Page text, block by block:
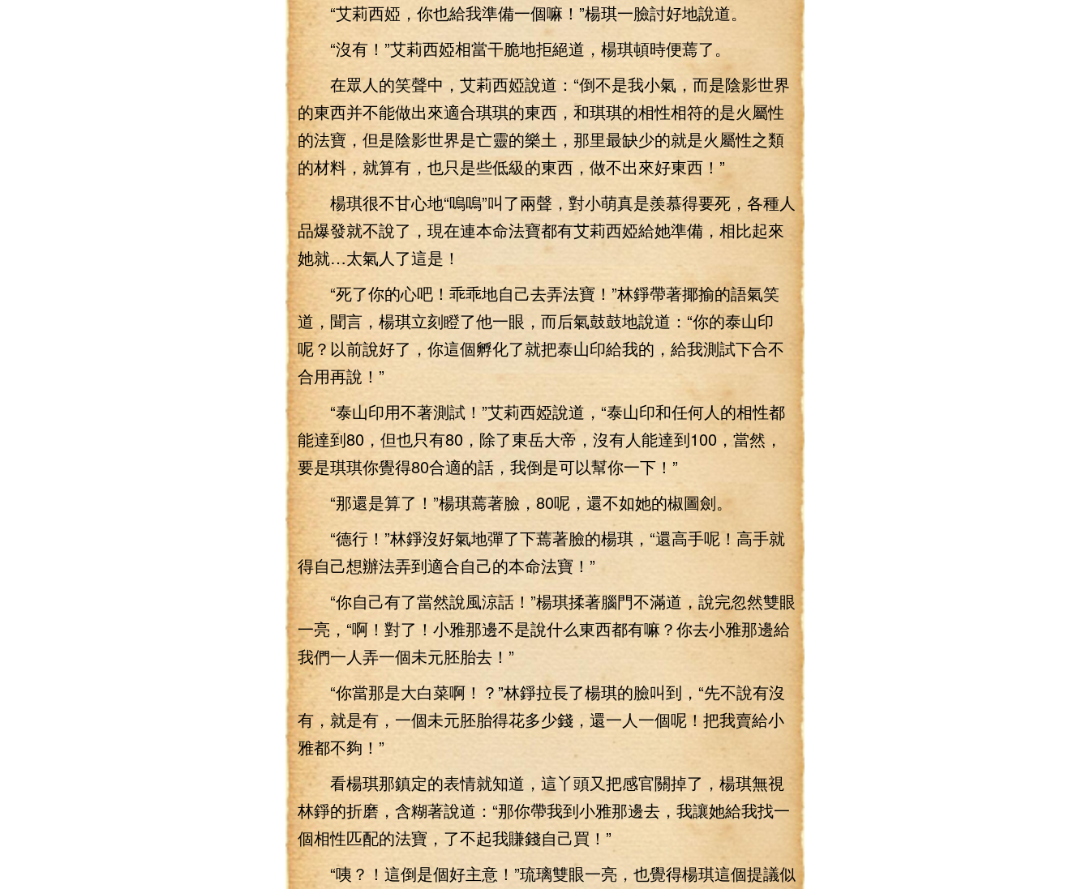
“艾莉西婭，你也給我準備一個嘛！”楊琪一臉討好地說道。
“沒有！”艾莉西婭相當干脆地拒絕道，楊琪頓時便蔫了。
在眾人的笑聲中，艾莉西婭說道：“倒不是我小氣，而是陰影世界
的東西并不能做出來適合琪琪的東西，和琪琪的相性相符的是火屬性
的法寶，但是陰影世界是亡靈的樂土，那里最缺少的就是火屬性之類
的材料，就算有，也只是些低級的東西，做不出來好東西！”
楊琪很不甘心地“嗚嗚”叫了兩聲，對小萌真是羨慕得要死，各種人
品爆發就不說了，現在連本命法寶都有艾莉西婭給她準備，相比起來
她就…太氣人了這是！
“死了你的心吧！乖乖地自己去弄法寶！”林錚帶著揶揄的語氣笑
道，聞言，楊琪立刻瞪了他一眼，而后氣鼓鼓地說道：“你的泰山印
呢？以前說好了，你這個孵化了就把泰山印給我的，給我測試下合不
合用再說！”
“泰山印用不著測試！”艾莉西婭說道，“泰山印和任何人的相性都
能達到80，但也只有80，除了東岳大帝，沒有人能達到100，當然，
要是琪琪你覺得80合適的話，我倒是可以幫你一下！”
“那還是算了！”楊琪蔫著臉，80呢，還不如她的椒圖劍。
“德行！”林錚沒好氣地彈了下蔫著臉的楊琪，“還高手呢！高手就
得自己想辦法弄到適合自己的本命法寶！”
“你自己有了當然說風涼話！”楊琪揉著腦門不滿道，說完忽然雙眼
一亮，“啊！對了！小雅那邊不是說什么東西都有嘛？你去小雅那邊給
我們一人弄一個未元胚胎去！”
“你當那是大白菜啊！？”林錚拉長了楊琪的臉叫到，“先不說有沒
有，就是有，一個未元胚胎得花多少錢，還一人一個呢！把我賣給小
雅都不夠！”
看楊琪那鎮定的表情就知道，這丫頭又把感官關掉了，楊琪無視
林錚的折磨，含糊著說道：“那你帶我到小雅那邊去，我讓她給我找一
個相性匹配的法寶，了不起我賺錢自己買！”
“咦？！這倒是個好主意！”琉璃雙眼一亮，也覺得楊琪這個提議似